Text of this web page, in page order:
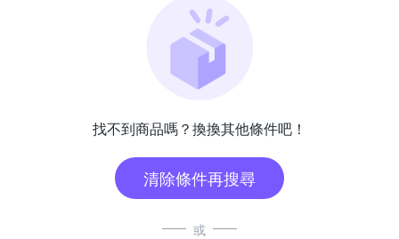
找不到商品嗎？換換其他條件吧！
清除條件再搜尋
或